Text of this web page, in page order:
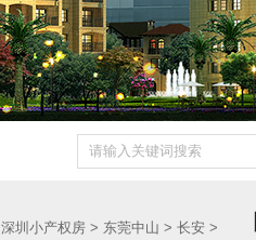
深圳小产权房 > 东莞中山 > 长安 >